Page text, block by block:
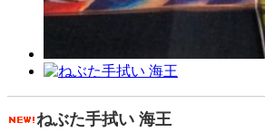
ねぶた手拭い 海王